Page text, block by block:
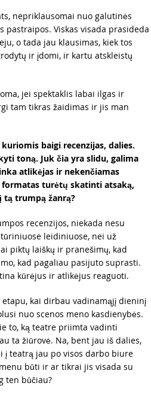
nepriklausomai nuo galutinės
Viskas visada prasideda
o tada jau klausimas, kiek tos
ir įdomi, ir kartu atskleistų
jei spektaklis labai ilgas ir
tam tikras žaidimas ir jis man
baigi recenzijas, dalies.
toną. Juk čia yra slidu, galima
atlikėjas ir nekenčiamas
turėtų skatinti atsaką,
tą trumpą žanrą?
recenzijos, niekada nesu
leidiniuose, nei už
piktų laiškų ir pranešimų, kad
kad pagaliau pasijuto suprasti.
kūrėjus ir atlikėjus reaguoti.
kai dirbau vadinamąjį dieninį
nuo scenos meno kasdienybės.
to, ką teatre priimta vadinti
ta žiūrovė. Na, bent jau iš dalies,
į teatrą jau po visos darbo biure
būti ir ar tikrai jis visada su
ten būčiau?